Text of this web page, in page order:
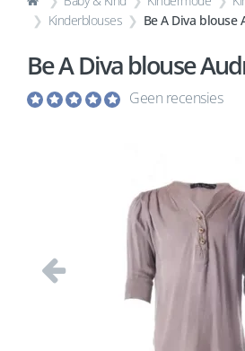
Kinderblouses
Be A Diva blouse
Be A Diva blouse
Geen recensies
Vorige